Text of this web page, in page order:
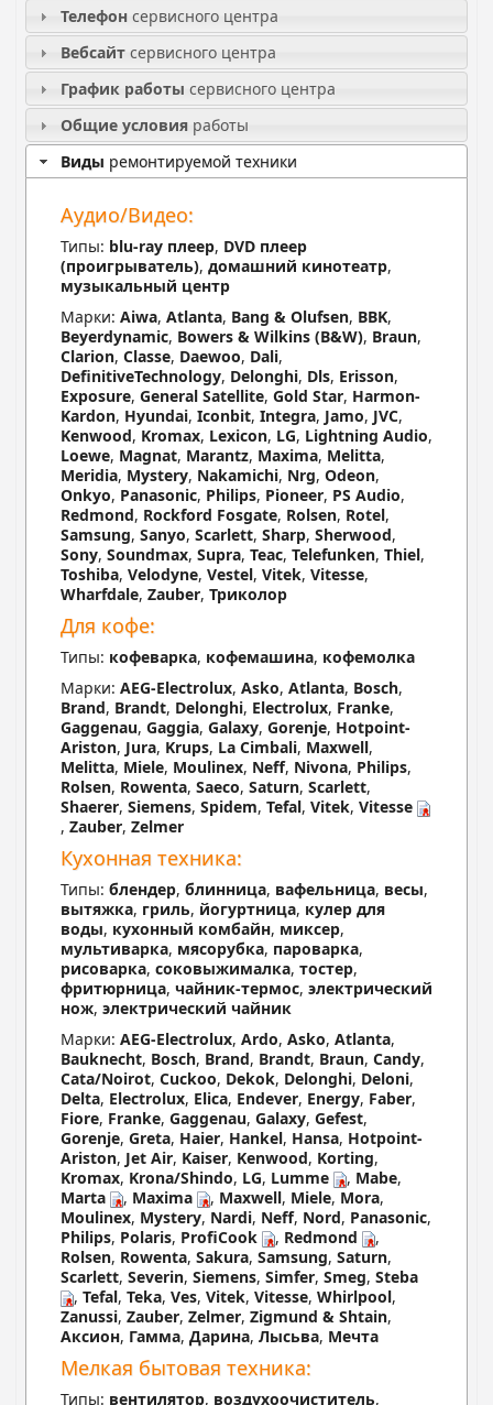
Телефонсервисного центра
Вебсайтсервисного центра
График работы сервисного центра
Общие условияработы
Виды ремонтируемой техники
Аудио/Видео:
Типы: blu-ray плеер, DVD плеер
(проигрыватель), домашний кинотеатр,
музыкальный центр
Марки: Aiwa, Atlanta, Bang & Olufsen, BBK,
Beyerdynamic, Bowers & Wilkins (В&W), Braun,
Clarion, Classe, Daewoo, Dali,
DefinitiveTechnology, Delonghi, Dls, Erisson,
Exposure, General Satellite, Gold Star, Harmon-
Kardon, Hyundai, Iconbit, Integra, Jamo, JVC,
Kenwood, Kromax, Lexicon, LG, Lightning Audio,
Loewe, Magnat, Marantz, Maxima, Melitta,
Meridia, Mystery, Nakamichi, Nrg, Odeon,
Onkyo, Panasonic, Philips, Pioneer, PS Audio,
Redmond, Rockford Fosgate, Rolsen, Rotel,
Samsung, Sanyo, Scarlett, Sharp, Sherwood,
Sony, Soundmax, Supra, Teac, Telefunken, Thiel,
Toshiba, Velodyne, Vestel, Vitek, Vitesse,
Wharfdale, Zauber, Триколор
Для кофе:
Типы: кофеварка, кофемашина, кофемолка
Марки: AEG-Electrolux, Asko, Atlanta, Bosch,
Brand, Brandt, Delonghi, Electrolux, Franke,
Gaggenau, Gaggia, Galaxy, Gorenje, Hotpoint-
Ariston, Jura, Krups, La Cimbali, Maxwell,
Melitta, Miele, Moulinex, Neff, Nivona, Philips,
Rolsen, Rowenta, Saeco, Saturn, Scarlett,
Shaerer, Siemens, Spidem, Tefal, Vitek, Vitesse
, Zauber, Zelmer
Кухонная техника:
Типы: блендер, блинница, вафельница, весы,
вытяжка, гриль, йогуртница, кулер для
воды, кухонный комбайн, миксер,
мультиварка, мясорубка, пароварка,
рисоварка, соковыжималка, тостер,
фритюрница, чайник-термос, электрический
нож, электрический чайник
Марки: AEG-Electrolux, Ardo, Asko, Atlanta,
Bauknecht, Bosch, Brand, Brandt, Braun, Candy,
Cata/Noirot, Cuckoo, Dekok, Delonghi, Deloni,
Delta, Electrolux, Elica, Endever, Energy, Faber,
Fiore, Franke, Gaggenau, Galaxy, Gefest,
Gorenje, Greta, Haier, Hankel, Hansa, Hotpoint-
Ariston, Jet Air, Kaiser, Kenwood, Korting,
Kromax, Krona/Shindo, LG, Lumme , Mabe,
Marta
, Maxima , Maxwell, Miele, Mora,
Moulinex, Mystery, Nardi, Neff, Nord, Panasonic,
Philips, Polaris, ProfiCook , Redmond
,
Rolsen, Rowenta, Sakura, Samsung, Saturn,
Scarlett, Severin, Siemens, Simfer, Smeg, Steba
, Tefal, Teka, Ves, Vitek, Vitesse, Whirlpool,
Zanussi, Zauber, Zelmer, Zigmund & Shtain,
Аксион, Гамма, Дарина, Лысьва, Мечта
Мелкая бытовая техника:
Типы: вентилятор, воздухоочиститель,